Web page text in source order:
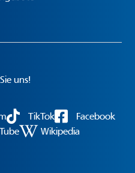
uns!
TikTok
Facebook
Wikipedia